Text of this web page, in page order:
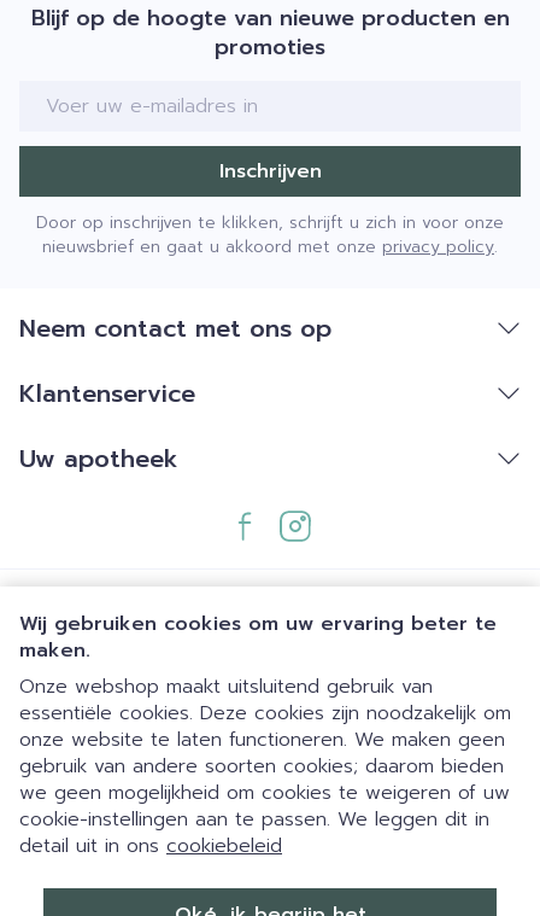
Wij gebruiken cookies om uw ervaring beter te
maken.
Onze webshop maakt uitsluitend gebruik van
essentiële cookies. Deze cookies zijn noodzakelijk om
onze website te laten functioneren. We maken geen
gebruik van andere soorten cookies; daarom bieden
we geen mogelijkheid om cookies te weigeren of uw
cookie-instellingen aan te passen. We leggen dit in
detail uit in ons cookiebeleid
1 van 1
Eigen parking | 24/7 automaat |
Blijf op de hoogte van nieuwe producten en
promoties
E-mail adres
Inschrijven
Door op inschrijven te klikken, schrijft u zich in voor onze
nieuwsbrief en gaat u akkoord met onze privacy policy.
Neem contact met ons op
Klantenservice
Uw apotheek
Juridische links